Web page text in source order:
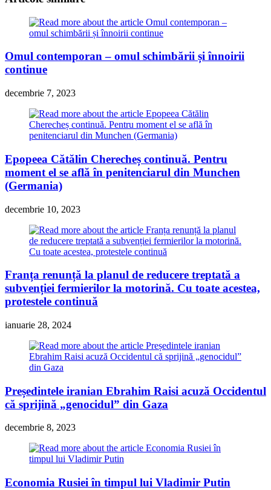
Omul contemporan – omul schimbării și înnoirii
continue
decembrie 7, 2023
Epopeea Cătălin Cherecheș continuă. Pentru
moment el se află în penitenciarul din Munchen
(Germania)
decembrie 10, 2023
Franța renunță la planul de reducere treptată a
subvenției fermierilor la motorină. Cu toate acestea,
protestele continuă
ianuarie 28, 2024
Președintele iranian Ebrahim Raisi acuză Occidentul
că sprijină „genocidul” din Gaza
decembrie 8, 2023
Economia Rusiei în timpul lui Vladimir Putin